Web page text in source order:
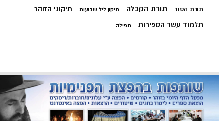
תורת הסוד תורת הקבלה תיקון ליל שבועות תיקוני הזוהר
תלמוד עשר הספירות תפילה